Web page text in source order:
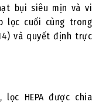
bụi siêu mịn và vi
lọc cuối cùng trong
và quyết định trực
lọc HEPA được chia